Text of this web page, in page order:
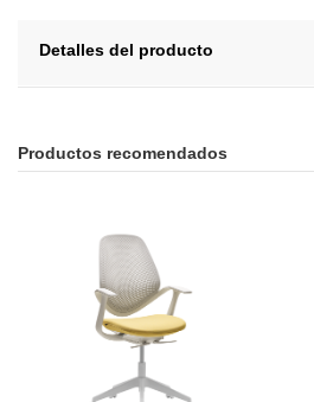
Detalles del producto
Productos recomendados